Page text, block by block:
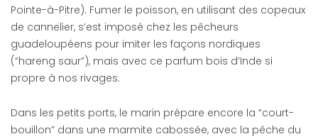
Pointe-à-Pitre). Fumer le poisson, en utilisant des copeaux
de cannelier, s’est imposé chez les pêcheurs
guadeloupéens pour imiter les façons nordiques
(“hareng saur”), mais avec ce parfum bois d’Inde si
propre à nos rivages.
Dans les petits ports, le marin prépare encore la “court-
bouillon” dans une marmite cabossée, avec la pêche du